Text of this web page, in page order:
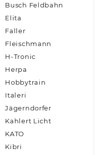
Busch Feldbahn
Elita
Faller
Fleischmann
H-Tronic
Herpa
Hobbytrain
Italeri
Jägerndorfer
Kahlert Licht
KATO
Kibri